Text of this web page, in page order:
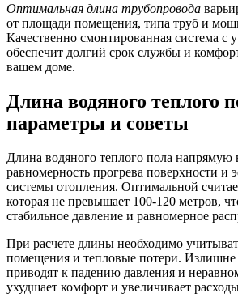
Оптимальная длина трубопровода
от площади помещения, типа труб и
Качественно смонтированная система с
обеспечит долгий срок службы и
вашем доме.
Длина водяного теплого
параметры и советы
Длина водяного теплого пола напрямую
равномерность прогрева поверхности и
системы отопления. Оптимальной
которая не превышает 100-120 метров,
стабильное давление и равномерное
При расчете длины необходимо
помещения и тепловые потери.
приводят к падению давления и
ухудшает комфорт и увеличивает